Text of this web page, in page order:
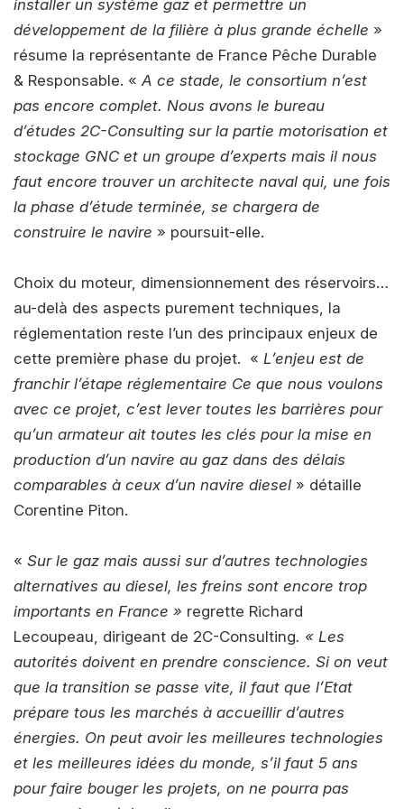
installer un système gaz et permettre un
développement de la filière à plus grande échelle »
résume la représentante de France Pêche Durable
& Responsable. «A ce stade, le consortium n’est
pas encore complet. Nous avons le bureau
d’études 2C-Consulting sur la partie motorisation et
stockage GNC et un groupe d’experts mais il nous
faut encore trouver un architecte naval qui, une fois
la phase d’étude terminée, se chargera de
construire le navire » poursuit-elle.
Choix du moteur, dimensionnement des réservoirs…
au-delà des aspects purement techniques, la
réglementation reste l’un des principaux enjeux de
cette première phase du projet. « L’enjeu est de
franchir l’étape réglementaire Ce que nous voulons
avec ce projet, c’est lever toutes les barrières pour
qu’un armateur ait toutes les clés pour la mise en
production d’un navire au gaz dans des délais
comparables à ceux d’un navire diesel » détaille
Corentine Piton.
« Sur le gaz mais aussi sur d’autres technologies
alternatives au diesel, les freins sont encore trop
importants en France » regrette Richard
Lecoupeau, dirigeant de 2C-Consulting. « Les
autorités doivent en prendre conscience. Si on veut
que la transition se passe vite, il faut que l’Etat
prépare tous les marchés à accueillir d’autres
énergies. On peut avoir les meilleures technologies
et les meilleures idées du monde, s’il faut 5 ans
pour faire bouger les projets, on ne pourra pas